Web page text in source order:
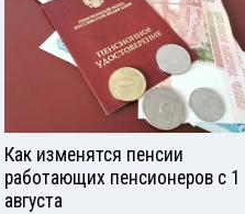
Как изменятся пенсии
работающих пенсионеров с 1
августа